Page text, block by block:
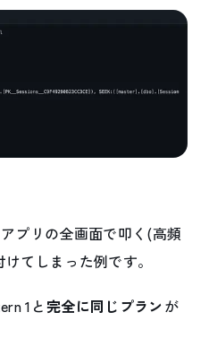
プリの全画面で叩く(高頻
てしまった例です。
1と完全に同じプランが